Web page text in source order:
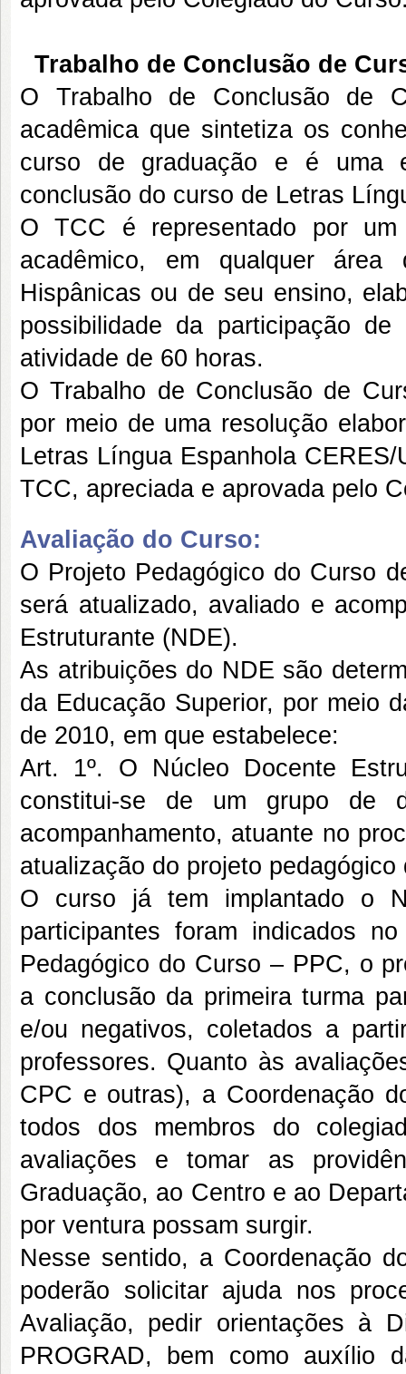
Trabalho de Conclusão de
O Trabalho de Conclusão de
acadêmica que sintetiza os
curso de graduação e é uma
conclusão do curso de Letras
O TCC é representado por
acadêmico, em qualquer
Hispânicas ou de seu ensino,
possibilidade da participação
atividade de 60 horas.
O Trabalho de Conclusão de
por meio de uma resolução
Letras Língua Espanhola
TCC, apreciada e aprovada pelo
Avaliação do Curso:
O Projeto Pedagógico do Curso
será atualizado, avaliado e
Estruturante (NDE).
As atribuições do NDE são
da Educação Superior, por meio
de 2010, em que estabelece:
Art. 1º. O Núcleo Docente
constitui-se de um grupo de
acompanhamento, atuante no
atualização do projeto pedagógico
O curso já tem implantado o
participantes foram indicados
Pedagógico do Curso – PPC, o
a conclusão da primeira turma
e/ou negativos, coletados a
professores. Quanto às
CPC e outras), a Coordenação
todos dos membros do
avaliações e tomar as
Graduação, ao Centro e ao
por ventura possam surgir.
Nesse sentido, a Coordenação
poderão solicitar ajuda nos
Avaliação, pedir orientações à
PROGRAD, bem como auxílio